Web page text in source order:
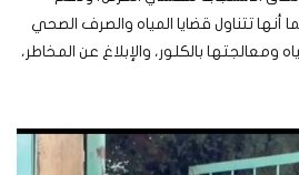
أنها تتناول قضايا المياه والصرف الصحي
ومعالجتها بالكلور، والإبلاغ عن المخاطر،